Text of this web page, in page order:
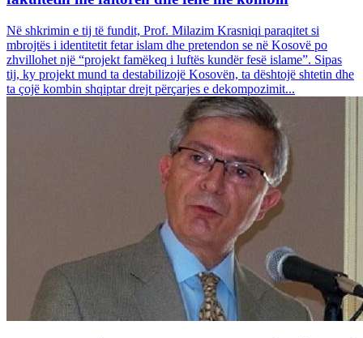
Në shkrimin e tij të fundit, Prof. Milazim Krasniqi paraqitet si
mbrojtës i identitetit fetar islam dhe pretendon se në Kosovë po
zhvillohet një “projekt famëkeq i luftës kundër fesë islame”. Sipas
tij, ky projekt mund ta destabilizojë Kosovën, ta dështojë shtetin dhe
ta çojë kombin shqiptar drejt përçarjes e dekompozimit...